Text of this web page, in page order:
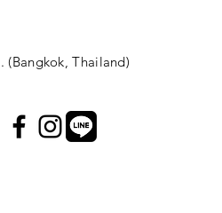
Thailand)